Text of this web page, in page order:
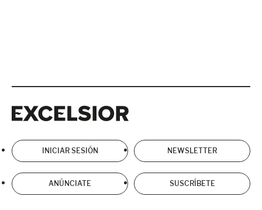
INICIAR SESIÓN NEWSLETTER
ANÚNCIATE SUSCRÍBETE